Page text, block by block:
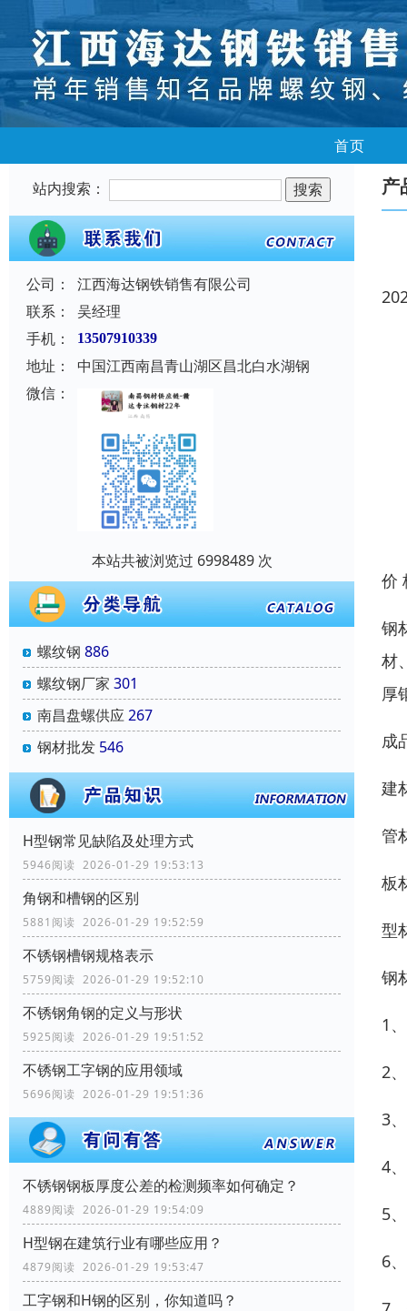
首页
站内搜索：
公司：
江西海达钢铁销售有限公司
联系：
吴经理
手机：
13507910339
地址：
中国江西南昌青山湖区昌北白水湖钢
微信：
本站共被浏览过 6998489 次
螺纹钢 886
螺纹钢厂家 301
南昌盘螺供应267
钢材批发 546
H型钢常见缺陷及处理方式
5946阅读 2026-01-29 19:53:13
角钢和槽钢的区别
5881阅读 2026-01-29 19:52:59
不锈钢槽钢规格表示
5759阅读 2026-01-29 19:52:10
不锈钢角钢的定义与形状
5925阅读 2026-01-29 19:51:52
不锈钢工字钢的应用领域
5696阅读 2026-01-29 19:51:36
不锈钢钢板厚度公差的检测频率如何确定？
4889阅读 2026-01-29 19:54:09
H型钢在建筑行业有哪些应用？
4879阅读 2026-01-29 19:53:47
工字钢和H钢的区别，你知道吗？
产
价
钢
材
厚
成
建
管
板
型
钢
1
2
3
4
5
6